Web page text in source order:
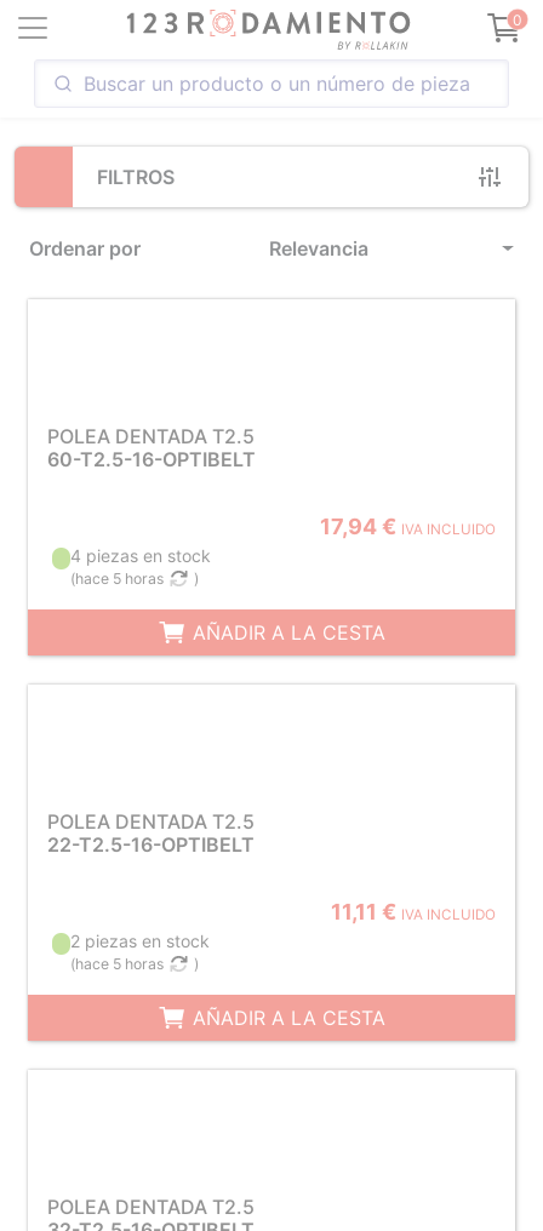
0
FILTROS
Ordenar por Relevancia
Loading...
POLEA DENTADA T2.5
60-T2.5-16-OPTIBELT
17,94 € IVA INCLUIDO
4 piezas en stock
(hace 5 horas )
AÑADIR A LA CESTA
POLEA DENTADA T2.5
22-T2.5-16-OPTIBELT
11,11 € IVA INCLUIDO
2 piezas en stock
(hace 5 horas )
AÑADIR A LA CESTA
POLEA DENTADA T2.5